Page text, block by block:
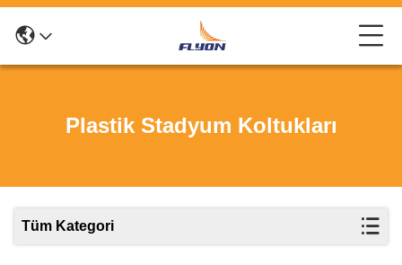
Plastik Stadyum Koltukları
Tüm Kategori